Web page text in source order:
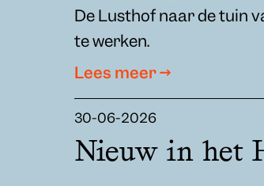
De Lusthof naar de tuin
te werken.
Lees meer →
30-06-2026
Nieuw in het